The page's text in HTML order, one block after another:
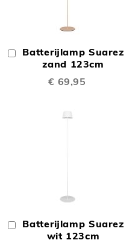
Batterijlamp Suarez
zand 123cm
€ 69,95
In
Winkelwagen
Batterijlamp Suarez
wit 123cm
In
Winkelwagen